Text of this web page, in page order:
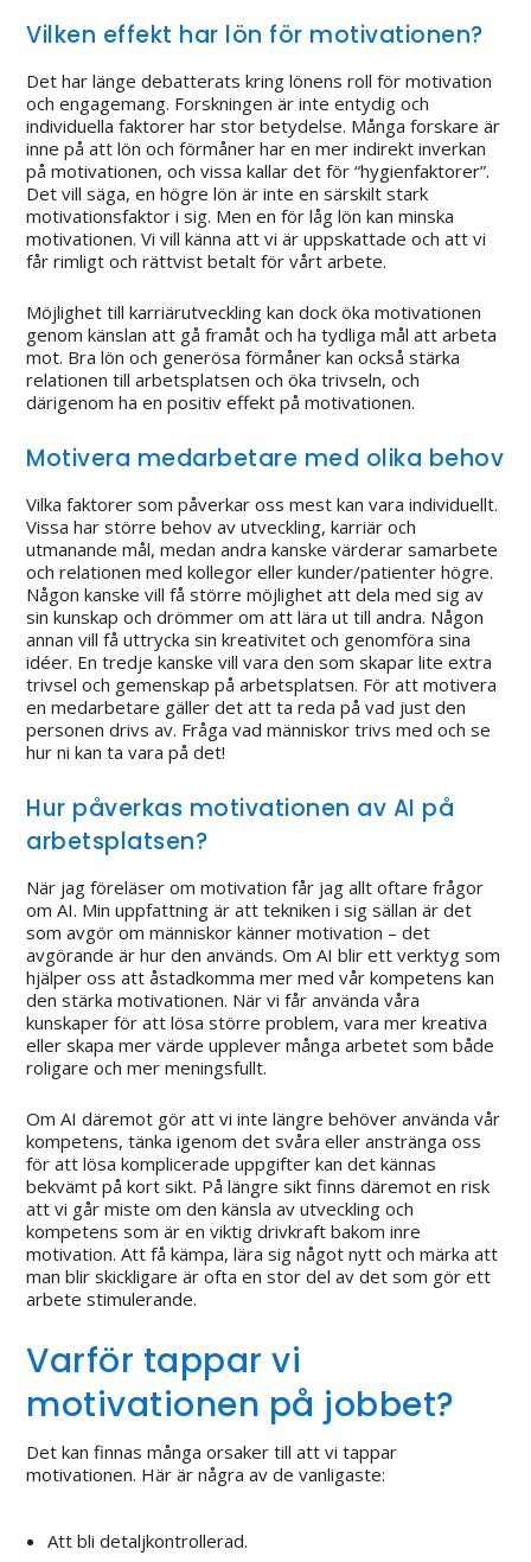
Vilken effekt har lön för motivationen?
Det har länge debatterats kring lönens roll för motivation
och engagemang. Forskningen är inte entydig och
individuella faktorer har stor betydelse. Många forskare är
inne på att lön och förmåner har en mer indirekt inverkan
på motivationen, och vissa kallar det för “hygienfaktorer”.
Det vill säga, en högre lön är inte en särskilt stark
motivationsfaktor i sig. Men en för låg lön kan minska
motivationen. Vi vill känna att vi är uppskattade och att vi
får rimligt och rättvist betalt för vårt arbete.
Möjlighet till karriärutveckling kan dock öka motivationen
genom känslan att gå framåt och ha tydliga mål att arbeta
mot. Bra lön och generösa förmåner kan också stärka
relationen till arbetsplatsen och öka trivseln, och
därigenom ha en positiv effekt på motivationen.
Motivera medarbetare med olika behov
Vilka faktorer som påverkar oss mest kan vara individuellt.
Vissa har större behov av utveckling, karriär och
utmanande mål, medan andra kanske värderar samarbete
och relationen med kollegor eller kunder/patienter högre.
Någon kanske vill få större möjlighet att dela med sig av
sin kunskap och drömmer om att lära ut till andra. Någon
annan vill få uttrycka sin kreativitet och genomföra sina
idéer. En tredje kanske vill vara den som skapar lite extra
trivsel och gemenskap på arbetsplatsen. För att motivera
en medarbetare gäller det att ta reda på vad just den
personen drivs av. Fråga vad människor trivs med och se
hur ni kan ta vara på det!
Hur påverkas motivationen av AI på
arbetsplatsen?
När jag föreläser om motivation får jag allt oftare frågor
om AI. Min uppfattning är att tekniken i sig sällan är det
som avgör om människor känner motivation – det
avgörande är hur den används. Om AI blir ett verktyg som
hjälper oss att åstadkomma mer med vår kompetens kan
den stärka motivationen. När vi får använda våra
kunskaper för att lösa större problem, vara mer kreativa
eller skapa mer värde upplever många arbetet som både
roligare och mer meningsfullt.
Om AI däremot gör att vi inte längre behöver använda vår
kompetens, tänka igenom det svåra eller anstränga oss
för att lösa komplicerade uppgifter kan det kännas
bekvämt på kort sikt. På längre sikt finns däremot en risk
att vi går miste om den känsla av utveckling och
kompetens som är en viktig drivkraft bakom inre
motivation. Att få kämpa, lära sig något nytt och märka att
man blir skickligare är ofta en stor del av det som gör ett
arbete stimulerande.
Varför tappar vi
motivationen på jobbet?
Det kan finnas många orsaker till att vi tappar
motivationen. Här är några av de vanligaste:
Att bli detaljkontrollerad.